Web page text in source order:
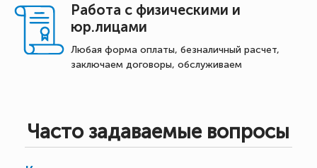
Работа с физическими и
юр.лицами
Любая форма оплаты, безналичный расчет,
заключаем договоры, обслуживаем
Часто задаваемые вопросы